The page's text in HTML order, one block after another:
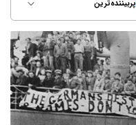
پربیننده‌ترین